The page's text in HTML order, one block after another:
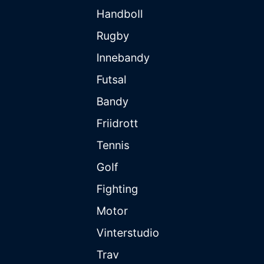
Handboll
Rugby
Innebandy
Futsal
Bandy
Friidrott
Tennis
Golf
Fighting
Motor
Vinterstudio
Trav